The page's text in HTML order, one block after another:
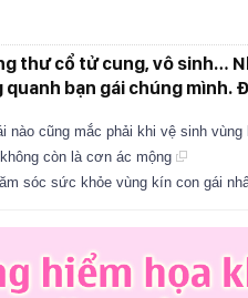
thư cổ tử cung, vô sinh…
quanh bạn gái chúng
nào cũng mắc phải khi vệ sinh vùng
còn là cơn ác mộng
sóc sức khỏe vùng kín con gái